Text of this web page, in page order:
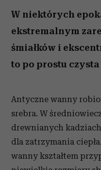
W niektórych
ekstremalnym
śmiałków i
to po prostu
Antyczne wanny
srebra. W
drewnianych
dla zatrzymania
wanny kształtem